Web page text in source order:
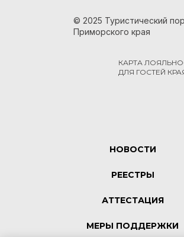
© 2025 Туристический
Приморского края
КАРТА
ДЛЯ ГОСТЕЙ
НОВОСТИ
РЕЕСТРЫ
АТТЕСТАЦИЯ
МЕРЫ ПОДДЕРЖКИ